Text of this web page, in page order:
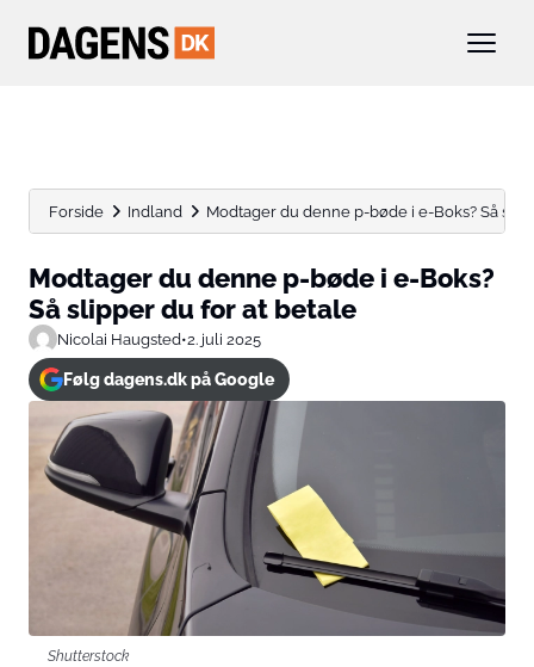
Forside Indland Modtager du denne p-bøde i e-Boks? Så
Modtager du denne p-bøde i e-Boks?
Så slipper du for at betale
Nicolai Haugsted•2. juli 2025
Følg dagens.dk på Google
Shutterstock